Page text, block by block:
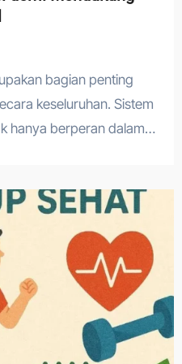
keseluruhan. Sistem
hanya berperan dalam…